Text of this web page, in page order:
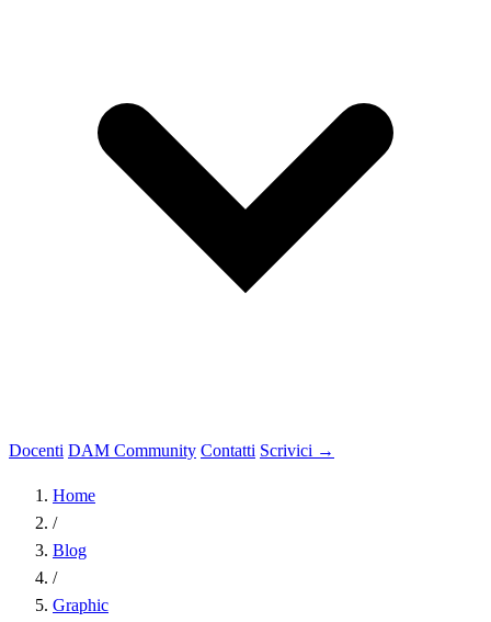
Docenti DAM Community Contatti Scrivici →
Home
/
Blog
/
Graphic